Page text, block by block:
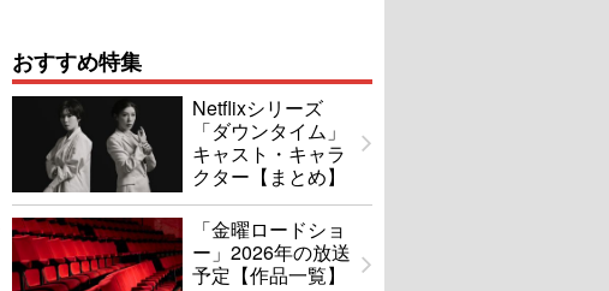
おすすめ特集
Netflixシリーズ
「ダウンタイム」
キャスト・キャラ
クター【まとめ】
「金曜ロードショ
ー」2026年の放送
予定【作品一覧】